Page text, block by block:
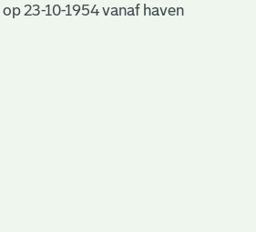
23-10-1954 vanaf haven